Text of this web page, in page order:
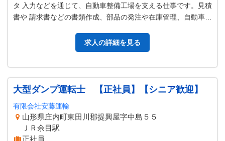
タ 入力などを通じて、自動車整備工場を支える仕事です。見積
書や 請求書などの書類作成、部品の発注や在庫管理、自動車登
求人の詳細を見る
大型ダンプ運転士 【正社員】【シニア歓迎】
有限会社安藤運輸
山形県庄内町東田川郡提興屋字中島５５
ＪＲ余目駅
正社員